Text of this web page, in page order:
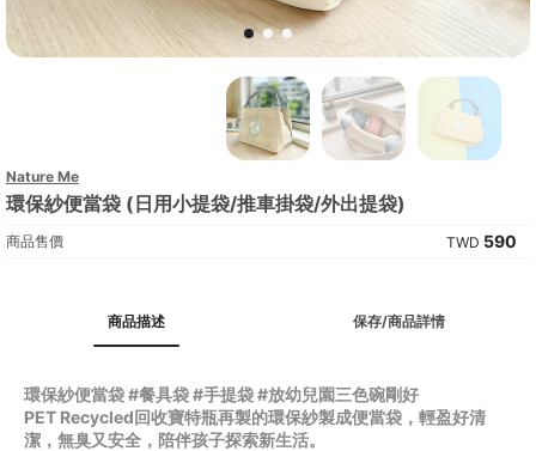
Nature Me
環保紗便當袋 (日用小提袋/推車掛袋/外出提袋)
商品售價 590
商品描述 保存/商品詳情
環保紗便當袋 #餐具袋 #手提袋 #放幼兒園三色碗剛好
PET Recycled回收寶特瓶再製的環保紗製成便當袋，輕盈好清
潔，無臭又安全，陪伴孩子探索新生活。